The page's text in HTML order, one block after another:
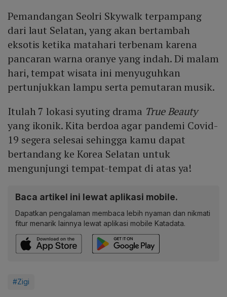
Pemandangan Seolri Skywalk terpampang
dari laut Selatan, yang akan bertambah
eksotis ketika matahari terbenam karena
pancaran warna oranye yang indah. Di malam
hari, tempat wisata ini menyuguhkan
pertunjukkan lampu serta pemutaran musik.
Itulah 7 lokasi syuting drama True Beauty
yang ikonik. Kita berdoa agar pandemi Covid-
19 segera selesai sehingga kamu dapat
bertandang ke Korea Selatan untuk
mengunjungi tempat-tempat di atas ya!
Baca artikel ini lewat aplikasi mobile.
Dapatkan pengalaman membaca lebih nyaman dan nikmati
fitur menarik lainnya lewat aplikasi mobile Katadata.
#Zigi